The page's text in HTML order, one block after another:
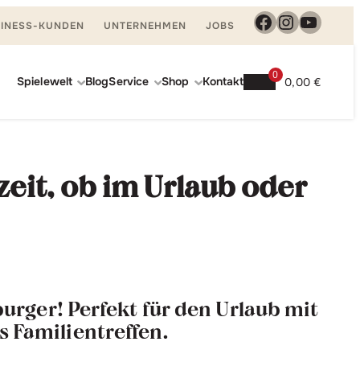
KUNDEN UNTERNEHMEN JOBS Facebook
Spielewelt BlogService Shop Kontakt 0
0,00 €
ob im Urlaub oder
Perfekt für den Urlaub mit
Familientreffen.